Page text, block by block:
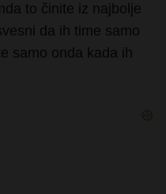
samo onda kada ih